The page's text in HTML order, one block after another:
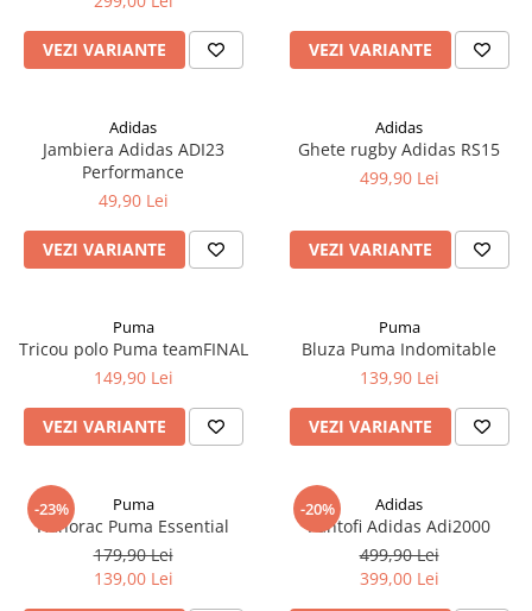
VEZI VARIANTE VEZI VARIANTE
Adidas
Jambiera Adidas ADI23
Performance
49,90 Lei
VEZI VARIANTE
Adidas
Ghete rugby Adidas RS15
499,90 Lei
VEZI VARIANTE
Puma
Tricou polo Puma teamFINAL
149,90 Lei
VEZI VARIANTE
Puma
Bluza Puma Indomitable
139,90 Lei
VEZI VARIANTE
-23% Puma
Hanorac Puma Essential
179,90 Lei
139,00 Lei
-20% Adidas
Pantofi Adidas Adi2000
499,90 Lei
399,00 Lei